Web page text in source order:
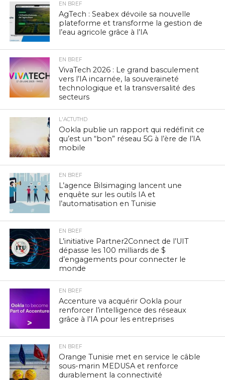
EN BREF
AgTech : Seabex dévoile sa nouvelle
plateforme et transforme la gestion de
l’eau agricole grâce à l’IA
EN BREF
VivaTech 2026 : Le grand basculement
vers l’IA incarnée, la souveraineté
technologique et la transversalité des
secteurs
L'ACTUTHD
Ookla publie un rapport qui redéfinit ce
qu’est un “bon” réseau 5G à l’ère de l’IA
mobile
EN BREF
L’agence Bilsimaging lancent une
enquête sur les outils IA et
l’automatisation en Tunisie
EN BREF
L’initiative Partner2Connect de l’UIT
dépasse les 100 milliards de $
d’engagements pour connecter le
monde
EN BREF
Accenture va acquérir Ookla pour
renforcer l’intelligence des réseaux
grâce à l’IA pour les entreprises
EN BREF
Orange Tunisie met en service le câble
sous-marin MEDUSA et renforce
durablement la connectivité